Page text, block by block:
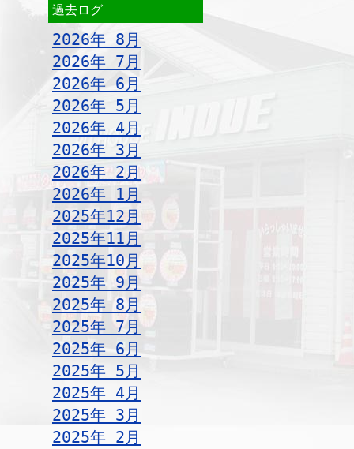
過去ログ
2026年 8月
2026年 7月
2026年 6月
2026年 5月
2026年 4月
2026年 3月
2026年 2月
2026年 1月
2025年12月
2025年11月
2025年10月
2025年 9月
2025年 8月
2025年 7月
2025年 6月
2025年 5月
2025年 4月
2025年 3月
2025年 2月